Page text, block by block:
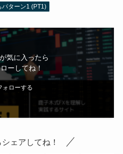
パターン1 (PT1)
気に入ったら
ーしてね！
ェアしてね！